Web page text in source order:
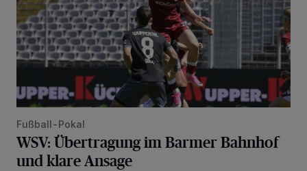
Fußball-Pokal
WSV: Übertragung im Barmer Bahnhof
und klare Ansage